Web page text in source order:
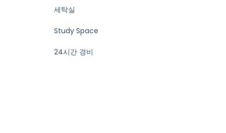
세탁실
Study Space
24시간 경비